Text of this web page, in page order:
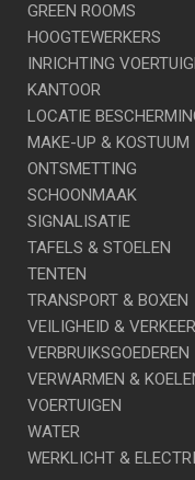
GREEN ROOMS
HOOGTEWERKERS
INRICHTING
KANTOOR
LOCATIE
MAKE-UP & KOSTUUM
ONTSMETTING
SCHOONMAAK
SIGNALISATIE
TAFELS & STOELEN
TENTEN
TRANSPORT & BOXEN
VEILIGHEID & VERKEER
VERBRUIKSGOEDEREN
VERWARMEN &
VOERTUIGEN
WATER
WERKLICHT &